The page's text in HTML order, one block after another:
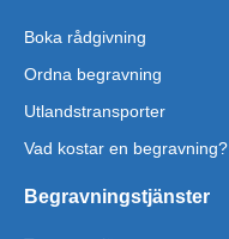
Boka rådgivning
Ordna begravning
Utlandstransporter
Vad kostar en begravning?
Begravningstjänster